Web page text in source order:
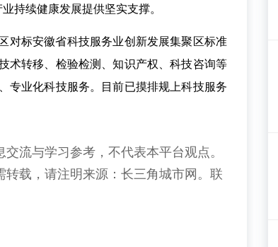
持续健康发展提供坚实支撑。
对标安徽省科技服务业创新发展集聚区标准
术转移、检验检测、知识产权、科技咨询等
专业化科技服务。目前已摸排规上科技服务
流与学习参考，不代表本平台观点。
载，请注明来源：长三角城市网。联